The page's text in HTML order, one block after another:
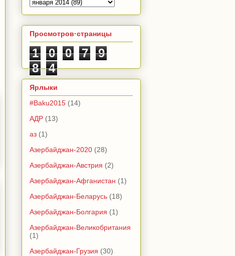
Просмотров·страницы
1 0 0 7
9
8
4
Ярлыки
#Baku2015 (14)
АДР (13)
аз (1)
Азербайджан-2020 (28)
Азербайджан-Австрия (2)
Азербайджан-Афганистан (1)
Азербайджан-Беларусь (18)
Азербайджан-Болгария (1)
Азербайджан-Великобритания
(1)
Азербайджан-Грузия (30)